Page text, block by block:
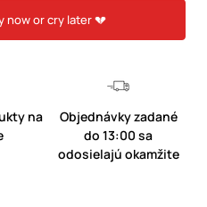
now or cry later 💔
na
Objednávky zadané
do 13:00 sa
odosielajú okamžite